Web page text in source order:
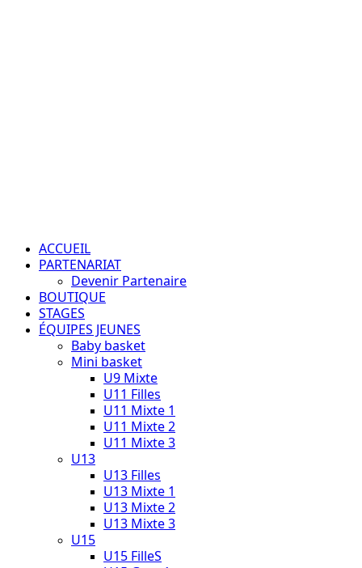
ACCUEIL
PARTENARIAT
Devenir Partenaire
BOUTIQUE
STAGES
ÉQUIPES JEUNES
Baby basket
Mini basket
U9 Mixte
U11 Filles
U11 Mixte 1
U11 Mixte 2
U11 Mixte 3
U13
U13 Filles
U13 Mixte 1
U13 Mixte 2
U13 Mixte 3
U15
U15 FilleS